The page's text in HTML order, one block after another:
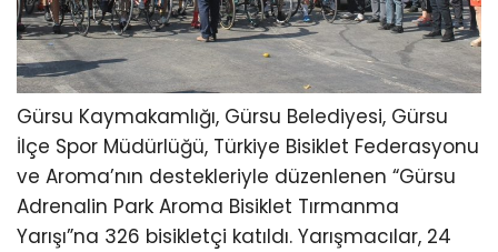
Gürsu Kaymakamlığı, Gürsu Belediyesi, Gürsu
İlçe Spor Müdürlüğü, Türkiye Bisiklet Federasyonu
ve Aroma’nın destekleriyle düzenlenen “Gürsu
Adrenalin Park Aroma Bisiklet Tırmanma
Yarışı”na 326 bisikletçi katıldı. Yarışmacılar, 24